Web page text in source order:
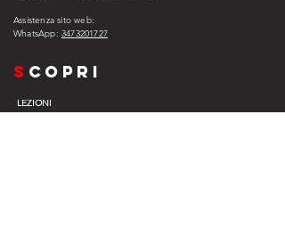
Assistenza sito web:
WhatsApp:3473201727
s copri
LEZIONI